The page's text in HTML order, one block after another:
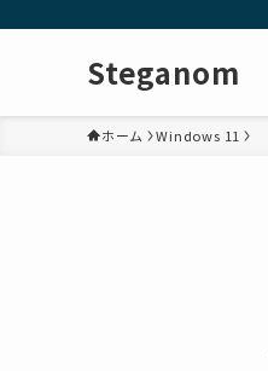
Steganom
ホーム Windows 11